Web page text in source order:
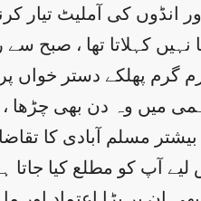
انڈوں کی آملیٹ
کہلاتا تھا ، صبح
گرم پھلکے دستر خواں
میں وہ دن بھی چڑھا ،
مسلم آبادی کا
آپ کو مطلع کیا